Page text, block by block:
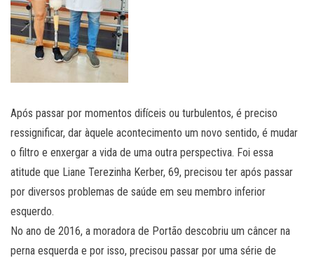
Após passar por momentos difíceis ou turbulentos, é preciso
ressignificar, dar àquele acontecimento um novo sentido, é mudar
o filtro e enxergar a vida de uma outra perspectiva. Foi essa
atitude que Liane Terezinha Kerber, 69, precisou ter após passar
por diversos problemas de saúde em seu membro inferior
esquerdo.
No ano de 2016, a moradora de Portão descobriu um câncer na
perna esquerda e por isso, precisou passar por uma série de